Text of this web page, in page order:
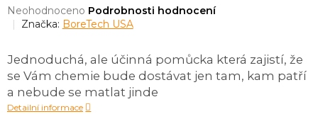
Průměrné
hodnocení
0,0
z
5
hvězdiček.
Neohodnoceno Podrobnosti hodnocení
Značka: BoreTech USA
Jednoduchá, ale účinná pomůcka která zajistí, že
se Vám chemie bude dostávat jen tam, kam patří
a nebude se matlat jinde
Detailní informace